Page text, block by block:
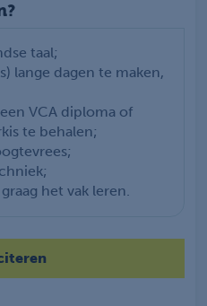
taal;
lange dagen te maken,
VCA diploma of
te behalen;
het vak leren.